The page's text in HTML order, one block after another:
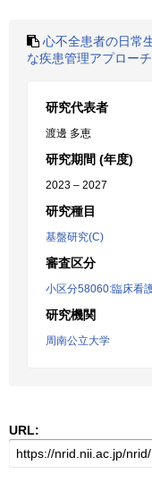
心不全患者の日常
な疾患管理アプロー
研究代表者
渡邊 多恵
研究期間 (年度)
2023 – 2027
研究種目
基盤研究(C)
審査区分
小区分58060:臨床看
研究機関
周南公立大学
URL: